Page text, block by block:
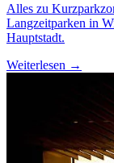
Alles zu
Langzeitparken in
Hauptstadt.
Weiterlesen →